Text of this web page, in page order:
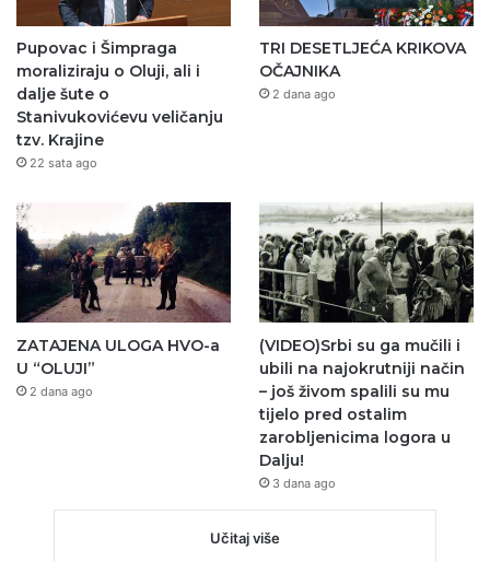
Pupovac i Šimpraga
moraliziraju o Oluji, ali i
dalje šute o
Stanivukovićevu veličanju
tzv. Krajine
22 sata ago
TRI DESETLJEĆA KRIKOVA
OČAJNIKA
2 dana ago
ZATAJENA ULOGA HVO-a
U “OLUJI”
2 dana ago
(VIDEO)Srbi su ga mučili i
ubili na najokrutniji način
– još živom spalili su mu
tijelo pred ostalim
zarobljenicima logora u
Dalju!
3 dana ago
Učitaj više